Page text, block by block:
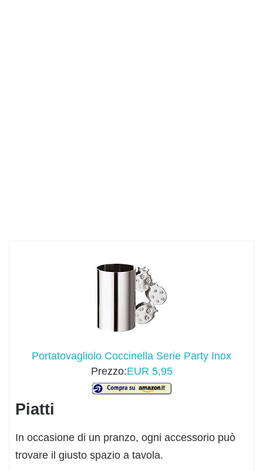
Portatovagliolo Coccinella Serie Party Inox
Prezzo:EUR 5,95
Piatti
In occasione di un pranzo, ogni accessorio può
trovare il giusto spazio a tavola.